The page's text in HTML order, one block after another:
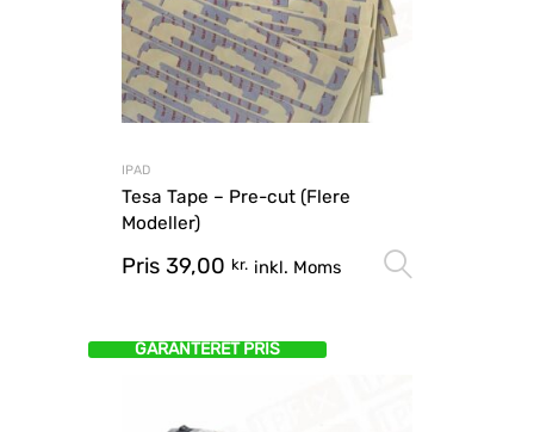
IPAD
Tesa Tape – Pre-cut (Flere
Modeller)
Pris 39,00 kr. inkl. Moms
GARANTERET PRIS